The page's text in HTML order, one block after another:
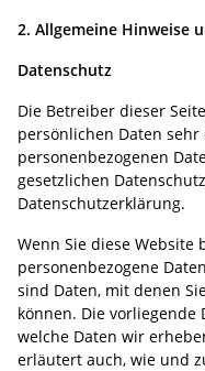
2. Allgemeine Hinweise
Datenschutz
Die Betreiber dieser
persönlichen Daten
personenbezogenen
gesetzlichen
Datenschutzerklärung.
Wenn Sie diese Website
personenbezogene
sind Daten, mit denen
können. Die
welche Daten wir
erläutert auch, wie und